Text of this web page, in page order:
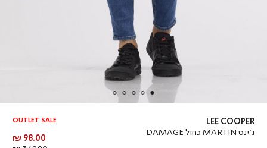
LEE COOPER
ג’ינס MARTIN כחול DAMAGE
OUTLET SALE
מחיר
98.00 ₪